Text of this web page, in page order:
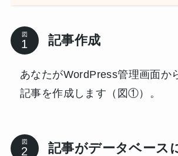
図 記事作成
あなたがWordPress管理画面か
記事を作成します（図①）。
図 記事がデータベース